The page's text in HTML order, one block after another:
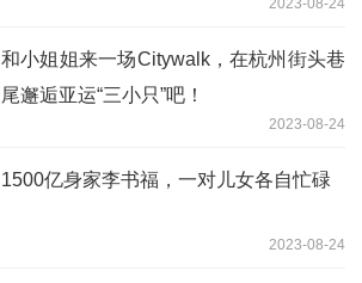
2023-08-24
和小姐姐来一场Citywalk，在杭州街头巷
尾邂逅亚运“三小只”吧！
2023-08-24
1500亿身家李书福，一对儿女各自忙碌
2023-08-24